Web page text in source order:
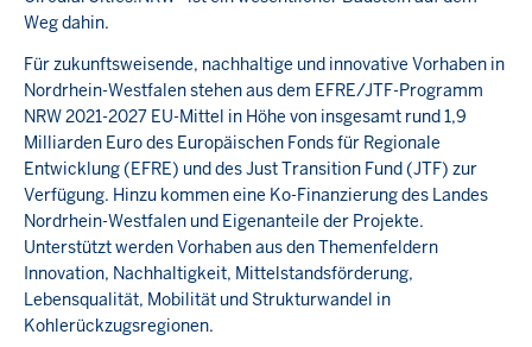
Weg dahin.
Für zukunftsweisende, nachhaltige und innovative Vorhaben in
Nordrhein-Westfalen stehen aus dem EFRE/JTF-Programm
NRW 2021-2027 EU-Mittel in Höhe von insgesamt rund 1,9
Milliarden Euro des Europäischen Fonds für Regionale
Entwicklung (EFRE) und des Just Transition Fund (JTF) zur
Verfügung. Hinzu kommen eine Ko-Finanzierung des Landes
Nordrhein-Westfalen und Eigenanteile der Projekte.
Unterstützt werden Vorhaben aus den Themenfeldern
Innovation, Nachhaltigkeit, Mittelstandsförderung,
Lebensqualität, Mobilität und Strukturwandel in
Kohlerückzugsregionen.